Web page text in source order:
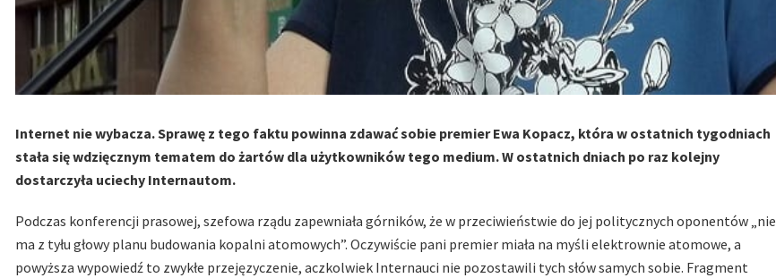
Internet nie wybacza. Sprawę z tego faktu powinna zdawać sobie premier Ewa Kopacz, która w ostatnich tygodniach
stała się wdzięcznym tematem do żartów dla użytkowników tego medium. W ostatnich dniach po raz kolejny
dostarczyła uciechy Internautom.
Podczas konferencji prasowej, szefowa rządu zapewniała górników, że w przeciwieństwie do jej politycznych oponentów „nie
ma z tyłu głowy planu budowania kopalni atomowych”. Oczywiście pani premier miała na myśli elektrownie atomowe, a
powyższa wypowiedź to zwykłe przejęzyczenie, aczkolwiek Internauci nie pozostawili tych słów samych sobie. Fragment